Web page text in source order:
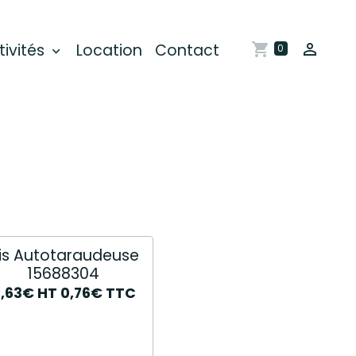
Location Contact 0
Autotaraudeuse
15688304
HT 0,76€ TTC